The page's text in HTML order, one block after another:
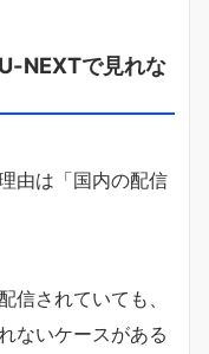
NEXTで見れな
由は「国内の配信
信されていても、
ないケースがある